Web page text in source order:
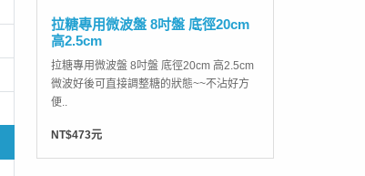
拉糖專用微波盤 8吋盤 底徑20cm
高2.5cm
拉糖專用微波盤 8吋盤 底徑20cm 高2.5cm
微波好後可直接調整糖的狀態~~不沾好方
便..
NT$473元